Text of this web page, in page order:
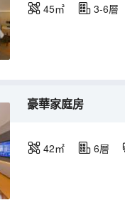
45㎡ 3-6層
豪華家庭房
42㎡ 6層